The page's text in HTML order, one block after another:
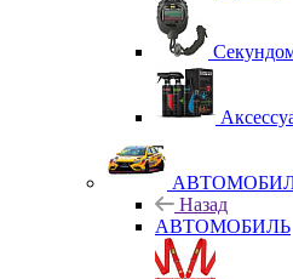
Назад
АВТОМОБИЛЬ